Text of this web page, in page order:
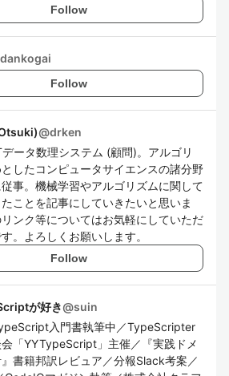
Follow
dankogai
Follow
@drken
ータ数理システム (顧問)。アルゴリ
したコンピュータサイエンスの諸分野
事。機械学習やアルゴリズムに関して
ことを記事にしていきたいと思いま
ンク等についてはお気軽にしていただ
。よろしくお願いします。
Follow
が好き@suin
入門書執筆中／TypeScripter
「YYTypeScript」主催／『実践ドメ
書籍邦訳レビュア／分報Slack考案／